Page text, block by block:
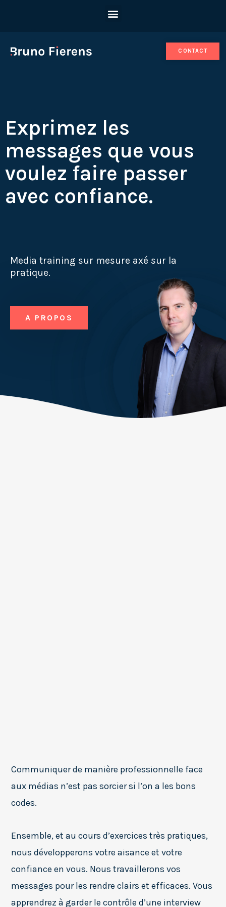
CONTACT
Exprimez les
messages que vous
voulez faire passer
avec confiance.
Media training sur mesure axé sur la
pratique.
A PROPOS
Communiquer de manière professionnelle face
aux médias n’est pas sorcier si l’on a les bons
codes.
Ensemble, et au cours d’exercices très pratiques,
nous développerons votre aisance et votre
confiance en vous. Nous travaillerons vos
messages pour les rendre clairs et efficaces. Vous
apprendrez à garder le contrôle d’une interview